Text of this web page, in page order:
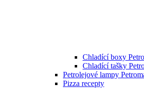
Chladící boxy
Chladící tašky
Petrolejové lampy
Pizza recepty